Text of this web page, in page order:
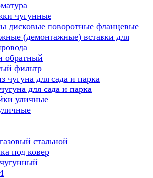
чугунные
дисковые поворотные фланцевые
(демонтажные) вставки для
обратный
фильтр
для сада и парка
уличные
стальной
под ковер